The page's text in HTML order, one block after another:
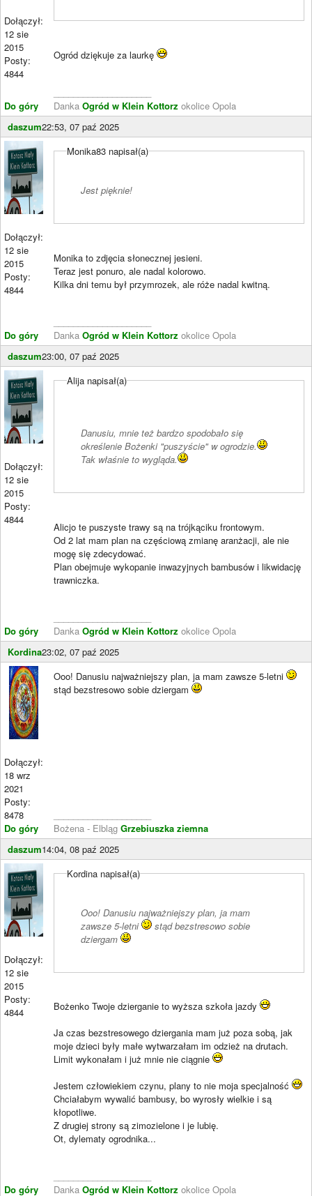
Dołączył:
12 sie
2015
Posty:
4844
Do góry
Ogród dziękuje za laurkę
Danka Ogród w Klein Kottorz okolice Opola
daszum22:53, 07 paź 2025
Dołączył:
12 sie
2015
Posty:
4844
Do góry
Monika83 napisał(a)
Jest pięknie!
Monika to zdjęcia słonecznej jesieni.
Teraz jest ponuro, ale nadal kolorowo.
Kilka dni temu był przymrozek, ale róże nadal kwitną.
Danka Ogród w Klein Kottorz okolice Opola
daszum23:00, 07 paź 2025
Dołączył:
12 sie
2015
Posty:
4844
Do góry
Alija napisał(a)
Danusiu, mnie też bardzo spodobało się
określenie Bożenki "puszyście" w ogrodzie.
Tak właśnie to wygląda.
Alicjo te puszyste trawy są na trójkąciku frontowym.
Od 2 lat mam plan na częściową zmianę aranżacji, ale nie
mogę się zdecydować.
Plan obejmuje wykopanie inwazyjnych bambusów i likwidację
trawniczka.
Danka Ogród w Klein Kottorz okolice Opola
Kordina23:02, 07 paź 2025
Dołączył:
18 wrz
2021
Posty:
8478
Do góry
Ooo! Danusiu najważniejszy plan, ja mam zawsze 5-letni
stąd bezstresowo sobie dziergam
Bożena - Elbląg Grzebiuszka ziemna
daszum14:04, 08 paź 2025
Dołączył:
12 sie
2015
Posty:
4844
Do góry
Kordina napisał(a)
Ooo! Danusiu najważniejszy plan, ja mam
zawsze 5-letni
stąd bezstresowo sobie
dziergam
Bożenko Twoje dzierganie to wyższa szkoła jazdy
Ja czas bezstresowego dziergania mam już poza sobą, jak
moje dzieci były małe wytwarzałam im odzież na drutach.
Limit wykonałam i już mnie nie ciągnie
Jestem człowiekiem czynu, plany to nie moja specjalność
Chciałabym wywalić bambusy, bo wyrosły wielkie i są
kłopotliwe.
Z drugiej strony są zimozielone i je lubię.
Ot, dylematy ogrodnika...
Danka Ogród w Klein Kottorz okolice Opola